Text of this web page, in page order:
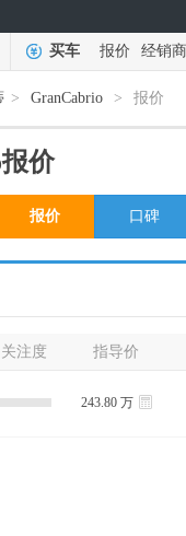
买车 报价 经销商
> GranCabrio > 报价
价
报价 口碑
关注度 指导价
243.80 万